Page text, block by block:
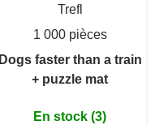
Trefl
1 000 pièces
Dogs faster than a train
+ puzzle mat
En stock (3)